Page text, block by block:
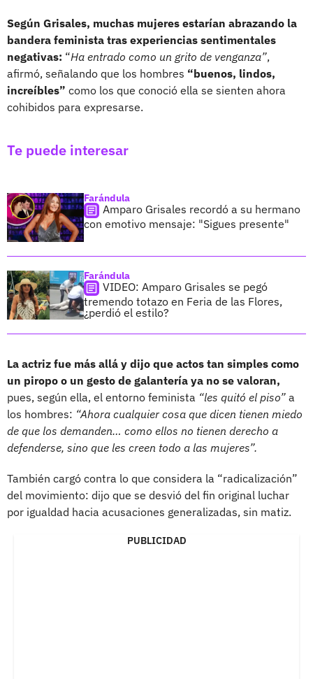
Según Grisales, muchas mujeres estarían abrazando la
bandera feminista tras experiencias sentimentales
negativas: “Ha entrado como un grito de venganza”,
afirmó, señalando que los hombres “buenos, lindos,
increíbles” como los que conoció ella se sienten ahora
cohibidos para expresarse.
Te puede interesar
Farándula
Amparo Grisales recordó a su hermano
con emotivo mensaje: "Sigues presente"
Farándula
VIDEO: Amparo Grisales se pegó
tremendo totazo en Feria de las Flores,
¿perdió el estilo?
La actriz fue más allá y dijo que actos tan simples como
un piropo o un gesto de galantería ya no se valoran,
pues, según ella, el entorno feminista “les quitó el piso” a
los hombres: “Ahora cualquier cosa que dicen tienen miedo
de que los demanden… como ellos no tienen derecho a
defenderse, sino que les creen todo a las mujeres”.
También cargó contra lo que considera la “radicalización”
del movimiento: dijo que se desvió del fin original luchar
por igualdad hacia acusaciones generalizadas, sin matiz.
PUBLICIDAD